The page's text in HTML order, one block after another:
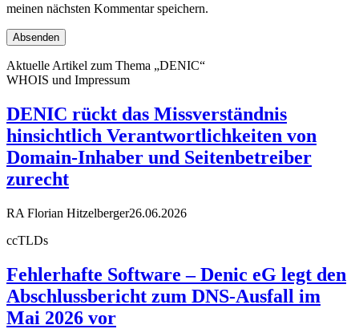
meinen nächsten Kommentar speichern.
Aktuelle Artikel zum Thema „DENIC“
WHOIS und Impressum
DENIC rückt das Missverständnis
hinsichtlich Verantwortlichkeiten von
Domain-Inhaber und Seitenbetreiber
zurecht
RA Florian Hitzelberger26.06.2026
ccTLDs
Fehlerhafte Software – Denic eG legt den
Abschlussbericht zum DNS-Ausfall im
Mai 2026 vor